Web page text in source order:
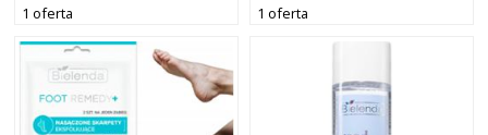
1 oferta 1 oferta